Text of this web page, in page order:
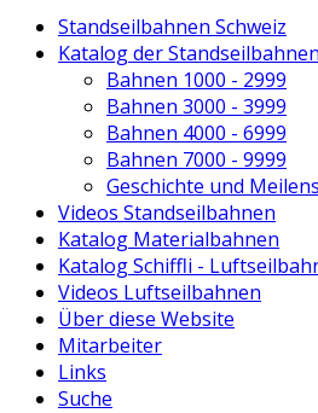
Standseilbahnen Schweiz
Katalog der Standseilbahnen
Bahnen 1000 - 2999
Bahnen 3000 - 3999
Bahnen 4000 - 6999
Bahnen 7000 - 9999
Geschichte und
Videos Standseilbahnen
Katalog Materialbahnen
Katalog Schiffli -
Videos Luftseilbahnen
Über diese Website
Mitarbeiter
Links
Suche